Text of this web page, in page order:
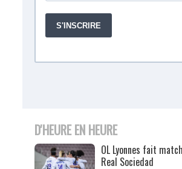
D'HEURE EN HEURE
OL Lyonnes fait
Real Sociedad